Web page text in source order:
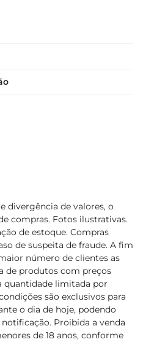
divergência de valores, o
compras. Fotos ilustrativas.
de estoque. Compras
de suspeita de fraude. A fim
número de clientes as
de produtos com preços
quantidade limitada por
são exclusivos para
o dia de hoje, podendo
Proibida a venda
de 18 anos, conforme